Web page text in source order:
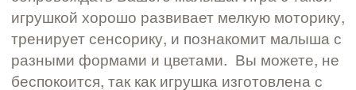
игрушкой хорошо развивает мелкую моторику,
тренирует сенсорику, и познакомит малыша с
разными формами и цветами. Вы можете, не
беспокоится, так как игрушка изготовлена с